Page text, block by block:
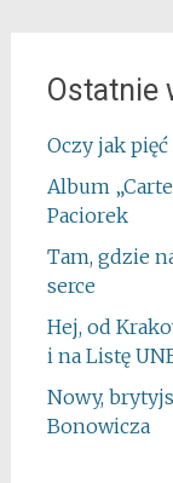
Ostatnie
Oczy jak
Album
Paciorek
Tam, gdzie
serce
Hej, od
i na Listę
Nowy,
Bonowicza